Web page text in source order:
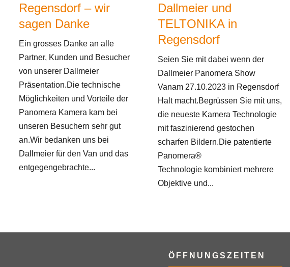
Regensdorf – wir
sagen Danke
Ein grosses Danke an alle
Partner, Kunden und Besucher
von unserer Dallmeier
Präsentation.Die technische
Möglichkeiten und Vorteile der
Panomera Kamera kam bei
unseren Besuchern sehr gut
an.Wir bedanken uns bei
Dallmeier für den Van und das
entgegengebrachte...
Dallmeier und
TELTONIKA in
Regensdorf
Seien Sie mit dabei wenn der
Dallmeier Panomera Show
Vanam 27.10.2023 in Regensdorf
Halt macht.Begrüssen Sie mit uns,
die neueste Kamera Technologie
mit faszinierend gestochen
scharfen Bildern.Die patentierte
Panomera®
Technologie kombiniert mehrere
Objektive und...
ÖFFNUNGSZEITEN